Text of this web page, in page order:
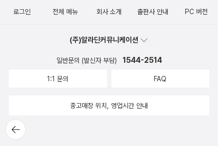
뒤로가
기
로그인 전체 메뉴 회사 소개 출판사 안내 PC 버전
(주)알라딘커뮤니케이션
일반문의 (발신자 부담) 1544-2514
1:1 문의 FAQ
중고매장 위치, 영업시간 안내